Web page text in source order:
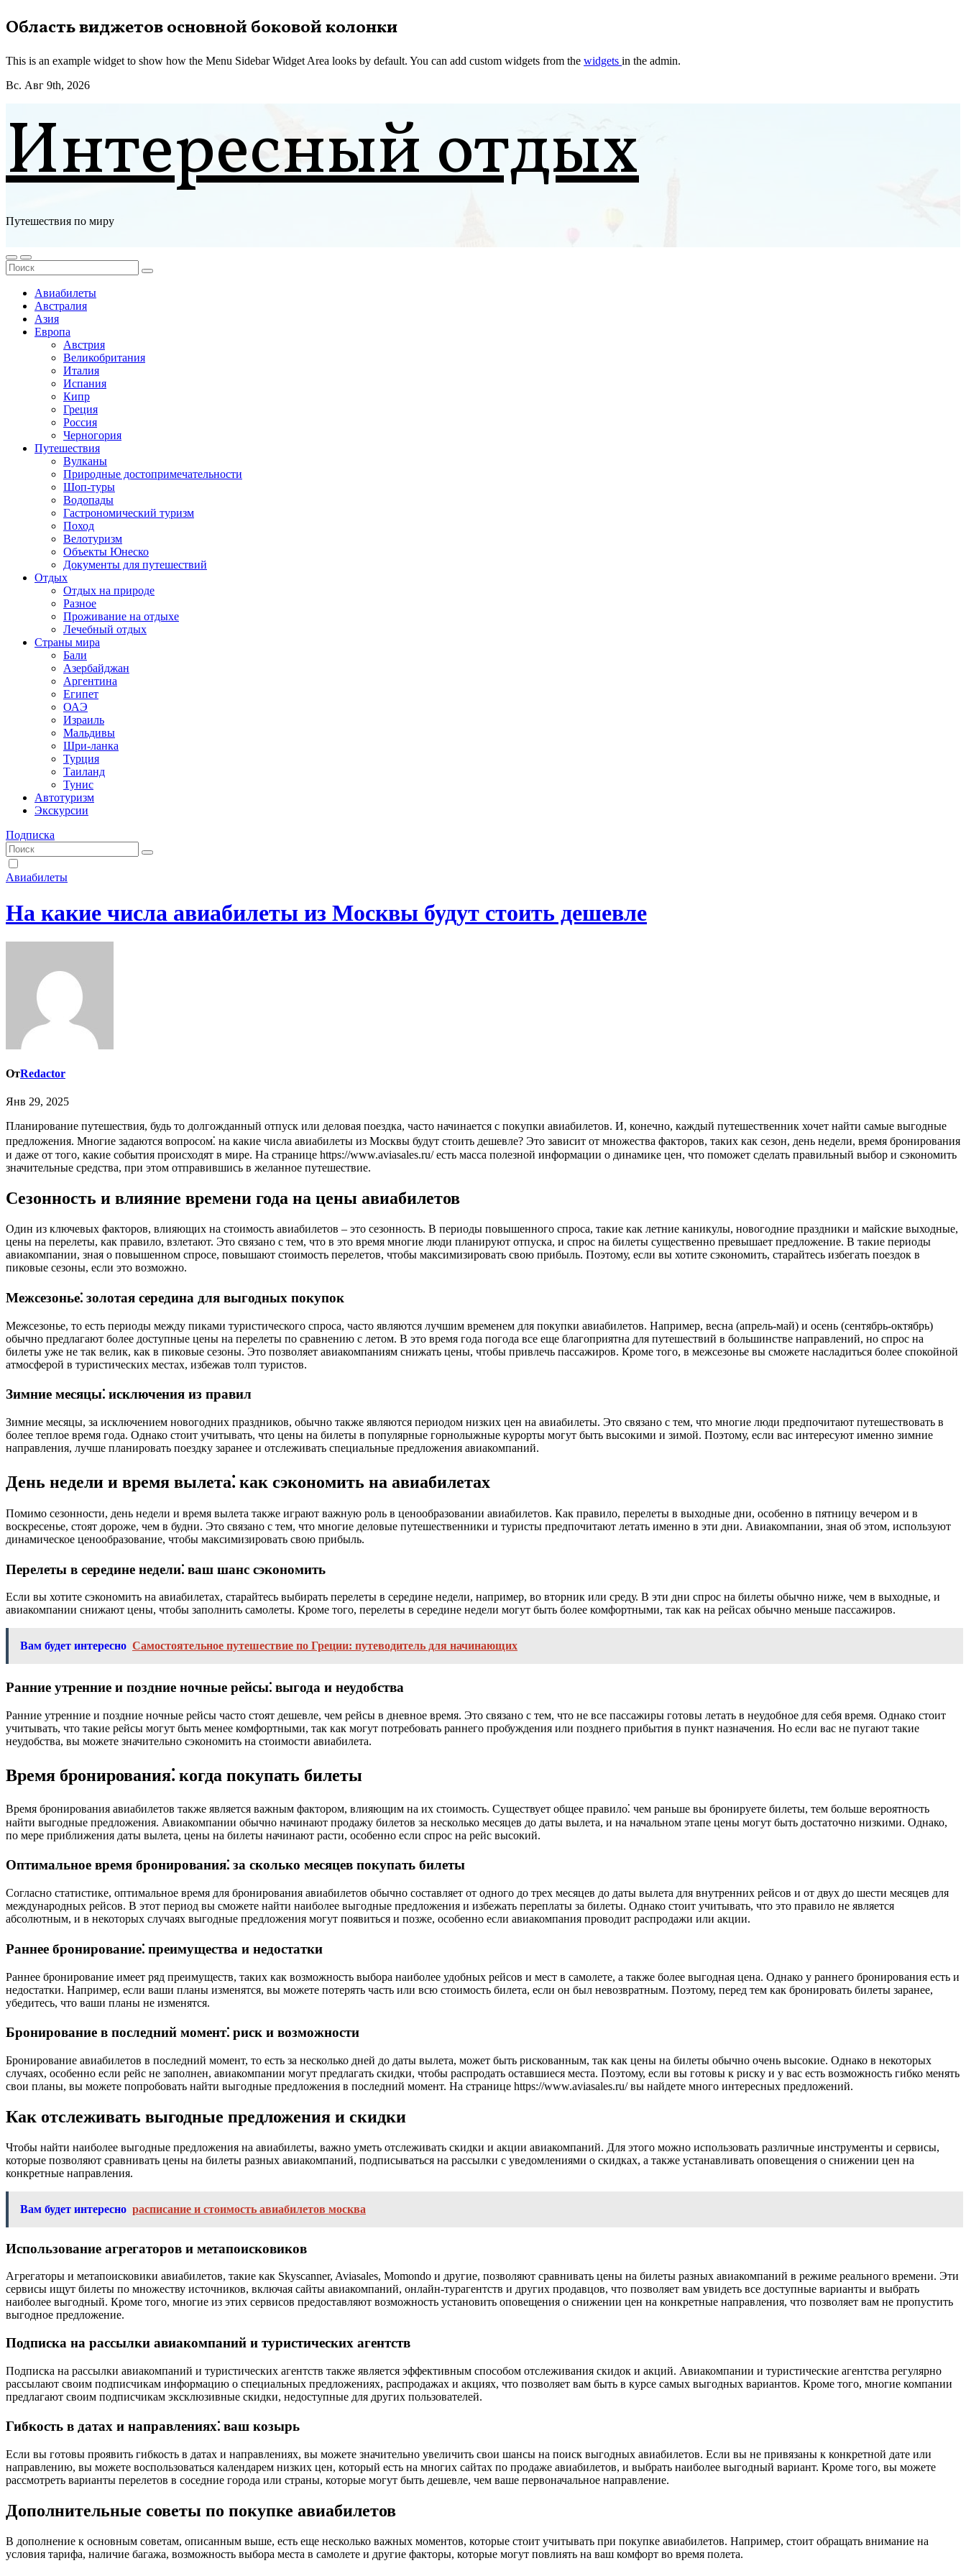
Перейти
к
Область виджетов основной боковой колонки
This is an example widget to show how the Menu Sidebar Widget Area looks by default. You can add custom widgets from the widgets in the admin.
Вс. Авг 9th, 2026
Интересный отдых
Путешествия по миру
Авиабилеты
Австралия
Азия
Европа
Австрия
Великобритания
Италия
Испания
Кипр
Греция
Россия
Черногория
Путешествия
Вулканы
Природные достопримечательности
Шоп-туры
Водопады
Гастрономический туризм
Поход
Велотуризм
Объекты Юнеско
Документы для путешествий
Отдых
Отдых на природе
Разное
Проживание на отдыхе
Лечебный отдых
Страны мира
Бали
Азербайджан
Аргентина
Египет
ОАЭ
Израиль
Мальдивы
Шри-ланка
Турция
Таиланд
Тунис
Автотуризм
Экскурсии
Подписка
Авиабилеты
На какие числа авиабилеты из Москвы будут стоить дешевле
ОтRedactor
Янв 29, 2025
Планирование путешествия, будь то долгожданный отпуск или деловая поездка, часто начинается с покупки авиабилетов. И, конечно, каждый путешественник хочет найти самые выгодные
предложения. Многие задаются вопросом⁚ на какие числа авиабилеты из Москвы будут стоить дешевле? Это зависит от множества факторов, таких как сезон, день недели, время бронирования
и даже от того, какие события происходят в мире. На странице https://www.aviasales.ru/ есть масса полезной информации о динамике цен, что поможет сделать правильный выбор и сэкономить
значительные средства, при этом отправившись в желанное путешествие.
Сезонность и влияние времени года на цены авиабилетов
Один из ключевых факторов, влияющих на стоимость авиабилетов – это сезонность. В периоды повышенного спроса, такие как летние каникулы, новогодние праздники и майские выходные,
цены на перелеты, как правило, взлетают. Это связано с тем, что в это время многие люди планируют отпуска, и спрос на билеты существенно превышает предложение. В такие периоды
авиакомпании, зная о повышенном спросе, повышают стоимость перелетов, чтобы максимизировать свою прибыль. Поэтому, если вы хотите сэкономить, старайтесь избегать поездок в
пиковые сезоны, если это возможно.
Межсезонье⁚ золотая середина для выгодных покупок
Межсезонье, то есть периоды между пиками туристического спроса, часто являются лучшим временем для покупки авиабилетов. Например, весна (апрель-май) и осень (сентябрь-октябрь)
обычно предлагают более доступные цены на перелеты по сравнению с летом. В это время года погода все еще благоприятна для путешествий в большинстве направлений, но спрос на
билеты уже не так велик, как в пиковые сезоны. Это позволяет авиакомпаниям снижать цены, чтобы привлечь пассажиров. Кроме того, в межсезонье вы сможете насладиться более спокойной
атмосферой в туристических местах, избежав толп туристов.
Зимние месяцы⁚ исключения из правил
Зимние месяцы, за исключением новогодних праздников, обычно также являются периодом низких цен на авиабилеты. Это связано с тем, что многие люди предпочитают путешествовать в
более теплое время года. Однако стоит учитывать, что цены на билеты в популярные горнолыжные курорты могут быть высокими и зимой. Поэтому, если вас интересуют именно зимние
направления, лучше планировать поездку заранее и отслеживать специальные предложения авиакомпаний.
День недели и время вылета⁚ как сэкономить на авиабилетах
Помимо сезонности, день недели и время вылета также играют важную роль в ценообразовании авиабилетов. Как правило, перелеты в выходные дни, особенно в пятницу вечером и в
воскресенье, стоят дороже, чем в будни. Это связано с тем, что многие деловые путешественники и туристы предпочитают летать именно в эти дни. Авиакомпании, зная об этом, используют
динамическое ценообразование, чтобы максимизировать свою прибыль.
Перелеты в середине недели⁚ ваш шанс сэкономить
Если вы хотите сэкономить на авиабилетах, старайтесь выбирать перелеты в середине недели, например, во вторник или среду. В эти дни спрос на билеты обычно ниже, чем в выходные, и
авиакомпании снижают цены, чтобы заполнить самолеты. Кроме того, перелеты в середине недели могут быть более комфортными, так как на рейсах обычно меньше пассажиров.
Вам будет интересно Самостоятельное путешествие по Греции: путеводитель для начинающих
Ранние утренние и поздние ночные рейсы⁚ выгода и неудобства
Ранние утренние и поздние ночные рейсы часто стоят дешевле, чем рейсы в дневное время. Это связано с тем, что не все пассажиры готовы летать в неудобное для себя время. Однако стоит
учитывать, что такие рейсы могут быть менее комфортными, так как могут потребовать раннего пробуждения или позднего прибытия в пункт назначения. Но если вас не пугают такие
неудобства, вы можете значительно сэкономить на стоимости авиабилета.
Время бронирования⁚ когда покупать билеты
Время бронирования авиабилетов также является важным фактором, влияющим на их стоимость. Существует общее правило⁚ чем раньше вы бронируете билеты, тем больше вероятность
найти выгодные предложения. Авиакомпании обычно начинают продажу билетов за несколько месяцев до даты вылета, и на начальном этапе цены могут быть достаточно низкими. Однако,
по мере приближения даты вылета, цены на билеты начинают расти, особенно если спрос на рейс высокий.
Оптимальное время бронирования⁚ за сколько месяцев покупать билеты
Согласно статистике, оптимальное время для бронирования авиабилетов обычно составляет от одного до трех месяцев до даты вылета для внутренних рейсов и от двух до шести месяцев для
международных рейсов. В этот период вы сможете найти наиболее выгодные предложения и избежать переплаты за билеты. Однако стоит учитывать, что это правило не является
абсолютным, и в некоторых случаях выгодные предложения могут появиться и позже, особенно если авиакомпания проводит распродажи или акции.
Раннее бронирование⁚ преимущества и недостатки
Раннее бронирование имеет ряд преимуществ, таких как возможность выбора наиболее удобных рейсов и мест в самолете, а также более выгодная цена. Однако у раннего бронирования есть и
недостатки. Например, если ваши планы изменятся, вы можете потерять часть или всю стоимость билета, если он был невозвратным. Поэтому, перед тем как бронировать билеты заранее,
убедитесь, что ваши планы не изменятся.
Бронирование в последний момент⁚ риск и возможности
Бронирование авиабилетов в последний момент, то есть за несколько дней до даты вылета, может быть рискованным, так как цены на билеты обычно очень высокие. Однако в некоторых
случаях, особенно если рейс не заполнен, авиакомпании могут предлагать скидки, чтобы распродать оставшиеся места. Поэтому, если вы готовы к риску и у вас есть возможность гибко менять
свои планы, вы можете попробовать найти выгодные предложения в последний момент. На странице https://www.aviasales.ru/ вы найдете много интересных предложений.
Как отслеживать выгодные предложения и скидки
Чтобы найти наиболее выгодные предложения на авиабилеты, важно уметь отслеживать скидки и акции авиакомпаний. Для этого можно использовать различные инструменты и сервисы,
которые позволяют сравнивать цены на билеты разных авиакомпаний, подписываться на рассылки с уведомлениями о скидках, а также устанавливать оповещения о снижении цен на
конкретные направления.
Вам будет интересно расписание и стоимость авиабилетов москва
Использование агрегаторов и метапоисковиков
Агрегаторы и метапоисковики авиабилетов, такие как Skyscanner, Aviasales, Momondo и другие, позволяют сравнивать цены на билеты разных авиакомпаний в режиме реального времени. Эти
сервисы ищут билеты по множеству источников, включая сайты авиакомпаний, онлайн-турагентств и других продавцов, что позволяет вам увидеть все доступные варианты и выбрать
наиболее выгодный. Кроме того, многие из этих сервисов предоставляют возможность установить оповещения о снижении цен на конкретные направления, что позволяет вам не пропустить
выгодное предложение.
Подписка на рассылки авиакомпаний и туристических агентств
Подписка на рассылки авиакомпаний и туристических агентств также является эффективным способом отслеживания скидок и акций. Авиакомпании и туристические агентства регулярно
рассылают своим подписчикам информацию о специальных предложениях, распродажах и акциях, что позволяет вам быть в курсе самых выгодных вариантов. Кроме того, многие компании
предлагают своим подписчикам эксклюзивные скидки, недоступные для других пользователей.
Гибкость в датах и направлениях⁚ ваш козырь
Если вы готовы проявить гибкость в датах и направлениях, вы можете значительно увеличить свои шансы на поиск выгодных авиабилетов. Если вы не привязаны к конкретной дате или
направлению, вы можете воспользоваться календарем низких цен, который есть на многих сайтах по продаже авиабилетов, и выбрать наиболее выгодный вариант. Кроме того, вы можете
рассмотреть варианты перелетов в соседние города или страны, которые могут быть дешевле, чем ваше первоначальное направление.
Дополнительные советы по покупке авиабилетов
В дополнение к основным советам, описанным выше, есть еще несколько важных моментов, которые стоит учитывать при покупке авиабилетов. Например, стоит обращать внимание на
условия тарифа, наличие багажа, возможность выбора места в самолете и другие факторы, которые могут повлиять на ваш комфорт во время полета.